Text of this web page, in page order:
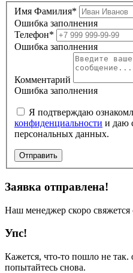
Имя Фамилия*
Ошибка заполнения
Телефон*
Ошибка заполнения
Комментарий
Ошибка заполнения
Я подтверждаю
конфиденциальности
персональных данных.
Отправить
Заявка отправлена!
Наш менеджер скоро
Упс!
Кажется, что-то пошло не так.
попытайтесь снова.